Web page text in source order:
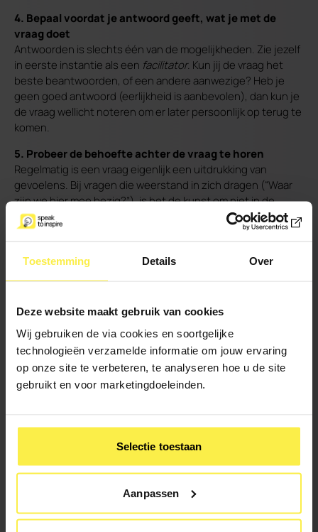
Toestemming Details Over
Deze website maakt gebruik van cookies
Wij gebruiken de via cookies en soortgelijke
technologieën verzamelde informatie om jouw ervaring
op onze site te verbeteren, te analyseren hoe u de site
gebruikt en voor marketingdoeleinden.
Selectie toestaan
Aanpassen
4. Bepaal voordat je antwoord geeft, wat je met de
vraag doet
Antwoorden is slechts één van de mogelijkheden. Zie jezelf
in eerste instantie als een facilitator. Kun jij de vraag het
beste beantwoorden, of een andere aanwezige? Heb je
geen goed antwoord (eerlijkheid is aanbevolen), dan kun je
de vraag wellicht noteren om er later persoonlijk op terug te
komen.
5. Probeer de behoefte achter de vraag te horen
Regelmatig is een vraag eigenlijk een uitdrukking van
gevoelens. Bij vragen die weerstand in zich dragen (“Waar
zijn we hier mee bezig?”), is het de kunst om niet in de
verdediging te gaan. Blijf rustig en vriendelijk en vraag door.
Meestal zal de vragensteller zijn achterliggende behoeften